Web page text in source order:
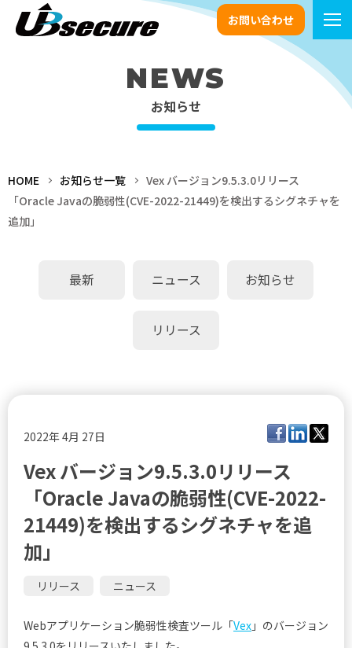
お問い合わせ
NEWS
お知らせ
HOME お知らせ一覧
Vex バージョン9.5.3.0リリース
「Oracle Javaの脆弱性(CVE-2022-21449)を検出するシグネチャを
追加」
最新 ニュース お知らせ
リリース
2022年 4月 27日
Vex バージョン9.5.3.0リリース
「Oracle Javaの脆弱性(CVE-2022-
21449)を検出するシグネチャを追
加」
リリース ニュース
Webアプリケーション脆弱性検査ツール「Vex 」のバージョン